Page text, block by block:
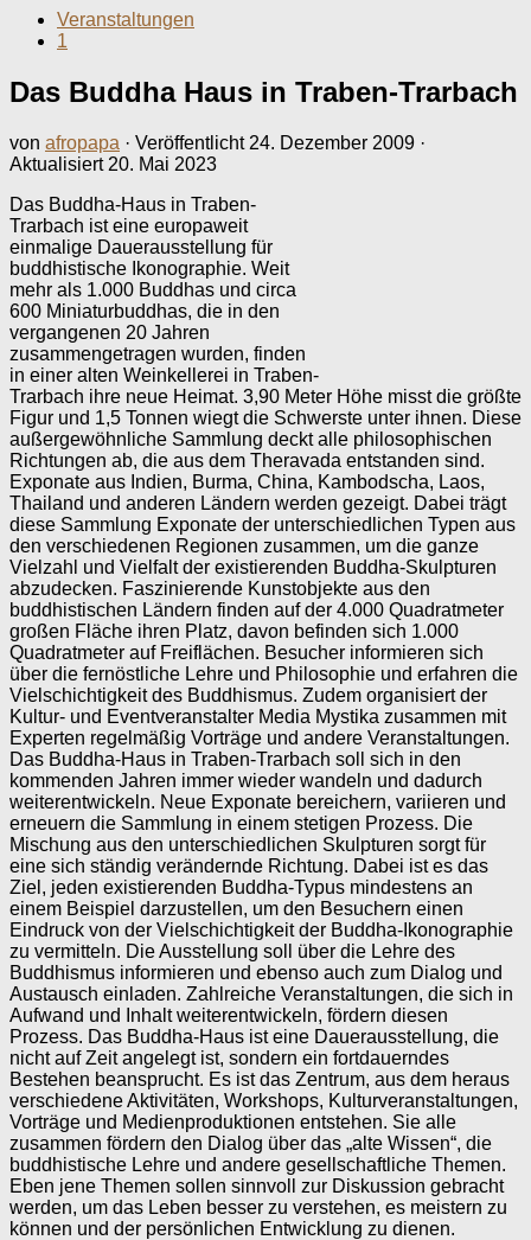
Veranstaltungen
1
Das Buddha Haus in Traben-Trarbach
von afropapa · Veröffentlicht 24. Dezember 2009 ·
Aktualisiert 20. Mai 2023
Das Buddha-Haus in Traben-
Trarbach ist eine europaweit
einmalige Dauerausstellung für
buddhistische Ikonographie. Weit
mehr als 1.000 Buddhas und circa
600 Miniaturbuddhas, die in den
vergangenen 20 Jahren
zusammengetragen wurden, finden
in einer alten Weinkellerei in Traben-
Trarbach ihre neue Heimat. 3,90 Meter Höhe misst die größte
Figur und 1,5 Tonnen wiegt die Schwerste unter ihnen. Diese
außergewöhnliche Sammlung deckt alle philosophischen
Richtungen ab, die aus dem Theravada entstanden sind.
Exponate aus Indien, Burma, China, Kambodscha, Laos,
Thailand und anderen Ländern werden gezeigt. Dabei trägt
diese Sammlung Exponate der unterschiedlichen Typen aus
den verschiedenen Regionen zusammen, um die ganze
Vielzahl und Vielfalt der existierenden Buddha-Skulpturen
abzudecken. Faszinierende Kunstobjekte aus den
buddhistischen Ländern finden auf der 4.000 Quadratmeter
großen Fläche ihren Platz, davon befinden sich 1.000
Quadratmeter auf Freiflächen. Besucher informieren sich
über die fernöstliche Lehre und Philosophie und erfahren die
Vielschichtigkeit des Buddhismus. Zudem organisiert der
Kultur- und Eventveranstalter Media Mystika zusammen mit
Experten regelmäßig Vorträge und andere Veranstaltungen.
Das Buddha-Haus in Traben-Trarbach soll sich in den
kommenden Jahren immer wieder wandeln und dadurch
weiterentwickeln. Neue Exponate bereichern, variieren und
erneuern die Sammlung in einem stetigen Prozess. Die
Mischung aus den unterschiedlichen Skulpturen sorgt für
eine sich ständig verändernde Richtung. Dabei ist es das
Ziel, jeden existierenden Buddha-Typus mindestens an
einem Beispiel darzustellen, um den Besuchern einen
Eindruck von der Vielschichtigkeit der Buddha-Ikonographie
zu vermitteln. Die Ausstellung soll über die Lehre des
Buddhismus informieren und ebenso auch zum Dialog und
Austausch einladen. Zahlreiche Veranstaltungen, die sich in
Aufwand und Inhalt weiterentwickeln, fördern diesen
Prozess. Das Buddha-Haus ist eine Dauerausstellung, die
nicht auf Zeit angelegt ist, sondern ein fortdauerndes
Bestehen beansprucht. Es ist das Zentrum, aus dem heraus
verschiedene Aktivitäten, Workshops, Kulturveranstaltungen,
Vorträge und Medienproduktionen entstehen. Sie alle
zusammen fördern den Dialog über das „alte Wissen“, die
buddhistische Lehre und andere gesellschaftliche Themen.
Eben jene Themen sollen sinnvoll zur Diskussion gebracht
werden, um das Leben besser zu verstehen, es meistern zu
können und der persönlichen Entwicklung zu dienen.